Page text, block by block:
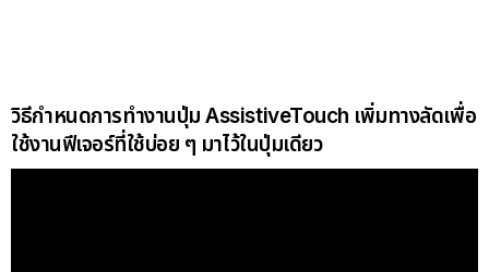
วิธีกำหนดการทำงานปุ่ม AssistiveTouch เพิ่มทางลัดเพื่อ
ใช้งานฟีเจอร์ที่ใช้บ่อย ๆ มาไว้ในปุ่มเดียว